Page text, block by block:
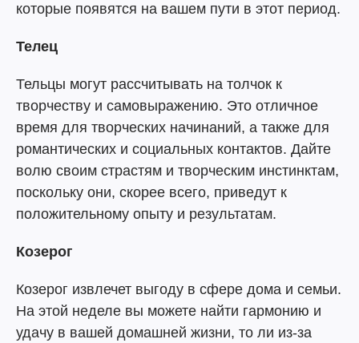
которые появятся на вашем пути в этот период.
Телец
Тельцы могут рассчитывать на толчок к
творчеству и самовыражению. Это отличное
время для творческих начинаний, а также для
романтических и социальных контактов. Дайте
волю своим страстям и творческим инстинктам,
поскольку они, скорее всего, приведут к
положительному опыту и результатам.
Козерог
Козерог извлечет выгоду в сфере дома и семьи.
На этой неделе вы можете найти гармонию и
удачу в вашей домашней жизни, то ли из-за